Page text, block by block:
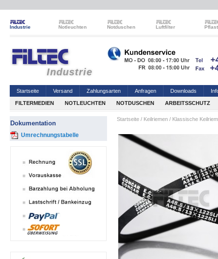
Industrie Notleuchten Notduschen Luftfilter
Industrie
Startseite Versand Zahlungsarten Anfragen Downloads
FILTERMEDIEN NOTLEUCHTEN NOTDUSCHEN ARBEITSSCHUTZ
Dokumentation
Umrechnungstabelle
Startseite / Keilriemen / Klassische